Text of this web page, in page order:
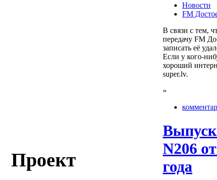
Проект
Новости
FM
В связи с тем,
передачу FM
записать её
Если у кого-
хороший
super.lv.
»
N206
года